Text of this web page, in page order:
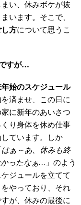
い、休みボケが抜
います。そこで、
方について思うこ
すが…
始のスケジュール
済ませ、この日に
に新年のあいさつ
り身体を休め仕事
ています。しか
はぁ～あ、休みも終
ったなぁ… 」のよう
ジュールを立てて
やっており、それ
が、休みの最後に